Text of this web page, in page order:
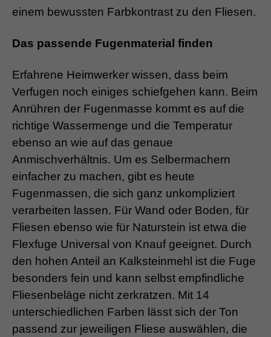
einem bewussten Farbkontrast zu den Fliesen.
Das passende Fugenmaterial finden
Erfahrene Heimwerker wissen, dass beim
Verfugen noch einiges schiefgehen kann. Beim
Anrühren der Fugenmasse kommt es auf die
richtige Wassermenge und die Temperatur
ebenso an wie auf das genaue
Anmischverhältnis. Um es Selbermachern
einfacher zu machen, gibt es heute
Fugenmassen, die sich ganz unkompliziert
verarbeiten lassen. Für Wand oder Boden, für
Fliesen ebenso wie für Naturstein ist etwa die
Flexfuge Universal von Knauf geeignet. Durch
den hohen Anteil an Kalksteinmehl ist die Fuge
besonders fein und kann selbst empfindliche
Fliesenbeläge nicht zerkratzen. Mit 14
unterschiedlichen Farben lässt sich der Ton
passend zur jeweiligen Fliese auswählen, die